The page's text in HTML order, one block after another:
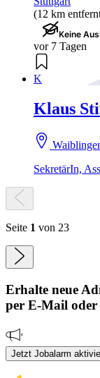
(12 km
Keine
vor 7 Tagen
K
Klaus
SekretärIn,
Seite 1 von 23
Erhalte neue
per E-Mail
Jetzt Jobalarm